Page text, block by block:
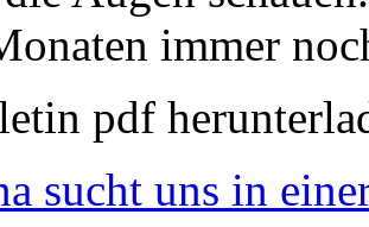
immer
pdf
sucht uns in